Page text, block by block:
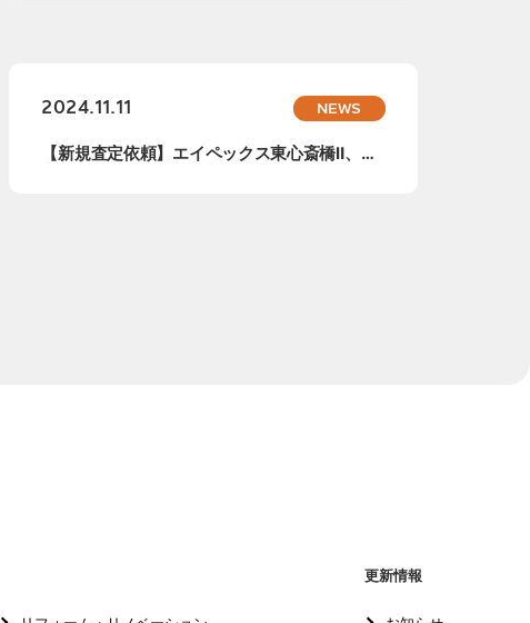
2024.11.11 NEWS
【新規査定依頼】エイペックス東心斎橋Ⅱ、査
更新情報